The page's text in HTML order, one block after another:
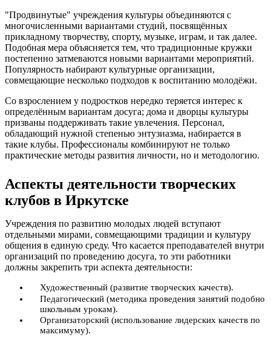
"Продвинутые" учреждения культуры объединяются с
многочисленными вариантами студий, посвящённых
прикладному творчеству, спорту, музыке, играм, и так далее.
Подобная мера объясняется тем, что традиционные кружки
постепенно затмеваются новыми вариантами мероприятий.
Популярность набирают культурные организации,
совмещающие несколько подходов к воспитанию молодёжи.
Со взрослением у подростков нередко теряется интерес к
определённым вариантам досуга; дома и дворцы культуры
призваны поддерживать такие увлечения. Персонал,
обладающий нужной степенью энтузиазма, набирается в
такие клубы. Профессионалы комбинируют не только
практические методы развития личности, но и методологию.
Аспекты деятельности творческих
клубов в Иркутске
Учреждения по развитию молодых людей вступают
отдельными мирами, совмещающими традиции и культуру
общения в единую среду. Что касается преподавателей внутри
организаций по проведению досуга, то эти работники
должны закрепить три аспекта деятельности:
Художественный (развитие творческих качеств).
Педагогический (методика проведения занятий подобно
школьным урокам).
Организаторский (использование лидерских качеств по
максимуму).